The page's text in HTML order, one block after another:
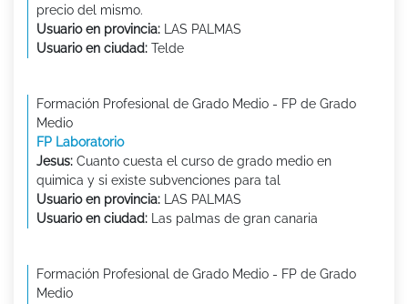
precio del mismo.
Usuario en provincia: LAS PALMAS
Usuario en ciudad: Telde
Formación Profesional de Grado Medio - FP de Grado
Medio
FP Laboratorio
Jesus: Cuanto cuesta el curso de grado medio en
quimica y si existe subvenciones para tal
Usuario en provincia: LAS PALMAS
Usuario en ciudad: Las palmas de gran canaria
Formación Profesional de Grado Medio - FP de Grado
Medio